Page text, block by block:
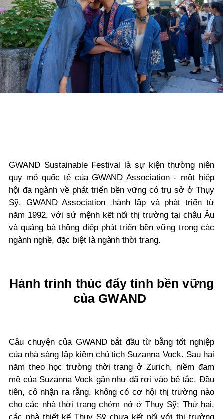
GWAND Sustainable Festival là sự kiện thường niên
quy mô quốc tế của GWAND Association - một hiệp
hội đa ngành về phát triển bền vững có trụ sở ở Thụy
Sỹ. GWAND Association thành lập và phát triển từ
năm 1992, với sứ mệnh kết nối thị trường tại châu Âu
và quảng bá thông điệp phát triển bền vững trong các
ngành nghề, đặc biệt là ngành thời trang.
Hành trình thúc đẩy tính bền vững
của GWAND
Câu chuyện của GWAND bắt đầu từ bằng tốt nghiệp
của nhà sáng lập kiêm chủ tịch Suzanna Vock. Sau hai
năm theo học trường thời trang ở Zurich, niềm đam
mê của Suzanna Vock gần như đã rơi vào bế tắc. Đầu
tiên, cô nhận ra rằng, không có cơ hội thị trường nào
cho các nhà thời trang chớm nở ở Thụy Sỹ; Thứ hai,
các nhà thiết kế Thụy Sỹ chưa kết nối với thị trường